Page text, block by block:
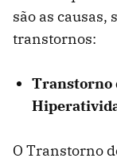
são as
transtornos:
Transtorno
O Transtorno